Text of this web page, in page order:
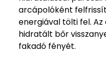
arcápolóként
energiával tölti fel.
hidratált bőr
fakadó fényét.